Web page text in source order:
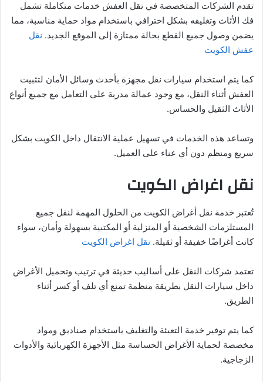
تقدم الشركات المتخصصة في نقل العفش خدمات متكاملة تشمل
فك الأثاث وتغليفه بشكل احترافي باستخدام مواد حماية مناسبة، مما
يضمن وصول جميع القطع بحالة ممتازة إلى الموقع الجديد. نقل
عفش الكويت
كما يتم استخدام سيارات نقل مجهزة بأحدث وسائل الأمان لتثبيت
العفش أثناء النقل، مع وجود عمالة مدربة على التعامل مع جميع أنواع
الأثاث الثقيل والحساس.
وتساعد هذه الخدمات في تسهيل عملية الانتقال داخل الكويت بشكل
سريع ومنظم دون أي عناء على العميل.
نقل اغراض الكويت
تُعتبر خدمة نقل أغراض الكويت من الحلول المهمة لنقل جميع
المستلزمات الشخصية أو المنزلية أو المكتبية بسهولة وأمان، سواء
كانت أغراضًا خفيفة أو ثقيلة. نقل اغراض الكويت
تعتمد شركات النقل على أساليب حديثة في ترتيب وتحميل الأغراض
داخل سيارات النقل بطريقة منظمة تمنع أي تلف أو كسر أثناء
الطريق.
كما يتم توفير خدمة التعبئة والتغليف باستخدام صناديق ومواد
مخصصة لحماية الأغراض الحساسة مثل الأجهزة الكهربائية والأدوات
الزجاجية.